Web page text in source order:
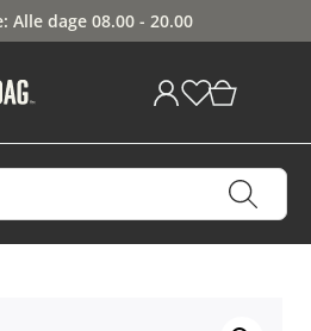
Alle dage 08.00 - 20.00